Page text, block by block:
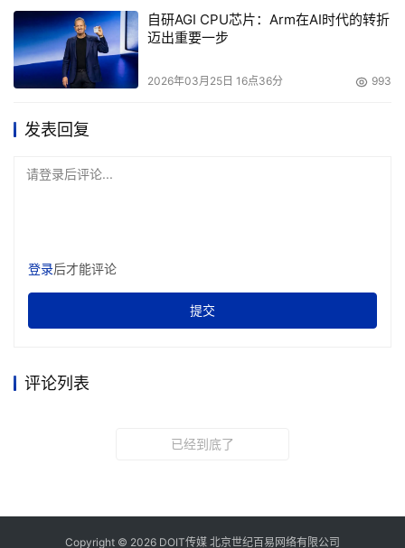
自研AGI CPU芯片：Arm在AI时代的转折
迈出重要一步
2026年03月25日 16点36分 993
发表回复
请登录后评论...
登录后才能评论
提交
评论列表
已经到底了
Copyright © 2026 DOIT传媒 北京世纪百易网络有限公司